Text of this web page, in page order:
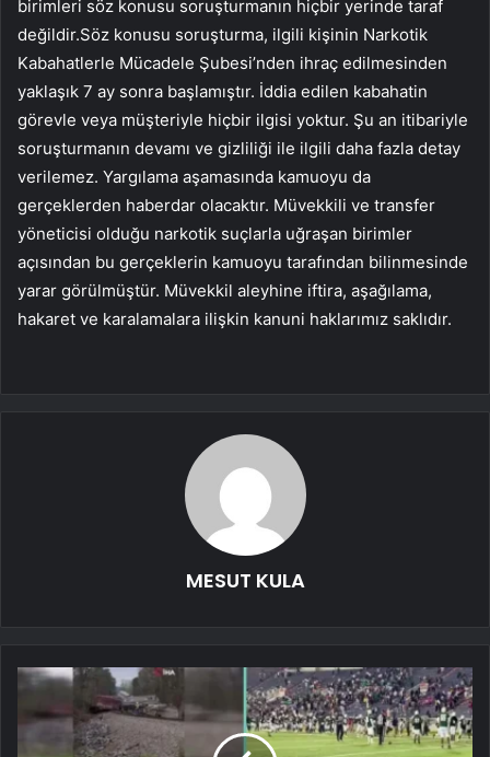
birimleri söz konusu soruşturmanın hiçbir yerinde taraf
değildir.Söz konusu soruşturma, ilgili kişinin Narkotik
Kabahatlerle Mücadele Şubesi’nden ihraç edilmesinden
yaklaşık 7 ay sonra başlamıştır. İddia edilen kabahatin
görevle veya müşteriyle hiçbir ilgisi yoktur. Şu an itibariyle
soruşturmanın devamı ve gizliliği ile ilgili daha fazla detay
verilemez. Yargılama aşamasında kamuoyu da
gerçeklerden haberdar olacaktır. Müvekkili ve transfer
yöneticisi olduğu narkotik suçlarla uğraşan birimler
açısından bu gerçeklerin kamuoyu tarafından bilinmesinde
yarar görülmüştür. Müvekkil aleyhine iftira, aşağılama,
hakaret ve karalamalara ilişkin kanuni haklarımız saklıdır.
MESUT KULA